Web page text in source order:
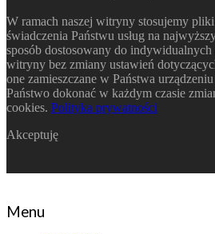
W ramach naszej witryny stosujemy
świadczenia Państwu usług na
sposób dostosowany do
witryny bez zmiany ustawień
one zamieszczane w Państwa
Państwo dokonać w każdym czasie
cookies. Polityka prywatności
Akceptuję
Menu